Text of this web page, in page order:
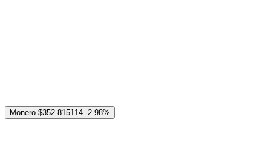
Monero $352.815114 -2.98%